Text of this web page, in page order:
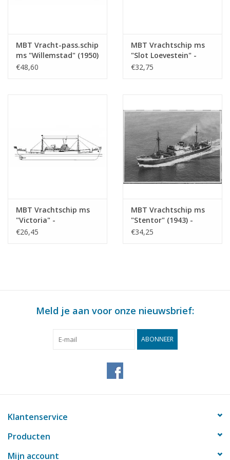
MBT Vracht-pass.schip
ms "Willemstad" (1950)
- KNSM; ex "Socrates"
€48,60
MBT Vrachtschip ms
"Slot Loevestein" -
Bouwtekening Schaal 1
€32,75
MBT Vrachtschip ms
"Victoria" -
Bouwtekening Schaal 1
€26,45
MBT Vrachtschip ms
"Stentor" (1943) -
KNSM - Bouwtekening
€34,25
Meld je aan voor onze nieuwsbrief:
ABONNEER
Klantenservice
Producten
Mijn account